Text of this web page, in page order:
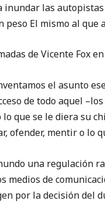
inundar las
peso El mismo al que
de Vicente Fox
el asunto
de todo aquel
que se le diera su
ofender, mentir o lo
una regulación
medios de
por la decisión del